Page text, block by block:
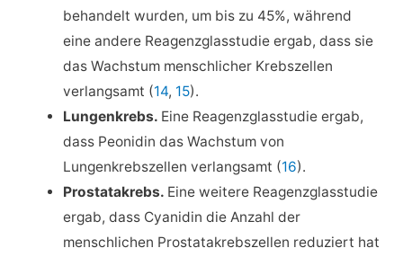
behandelt wurden, um bis zu 45%, während
eine andere Reagenzglasstudie ergab, dass sie
das Wachstum menschlicher Krebszellen
verlangsamt (14, 15).
Lungenkrebs. Eine Reagenzglasstudie ergab,
dass Peonidin das Wachstum von
Lungenkrebszellen verlangsamt (16).
Prostatakrebs. Eine weitere Reagenzglasstudie
ergab, dass Cyanidin die Anzahl der
menschlichen Prostatakrebszellen reduziert hat